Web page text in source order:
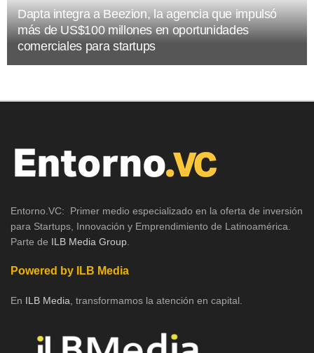
Dapta integra a Beezion, la agencia que impulsó
más de US$100 millones en oportunidades
comerciales para startups
Entorno.VC: Primer medio especializado en la oferta de inversión
para Startups, Innovación y Emprendimiento de Latinoamérica.
Parte de ILB Media Group
Powered by ILB Media
En ILB Media , transformamos la atención en capital.